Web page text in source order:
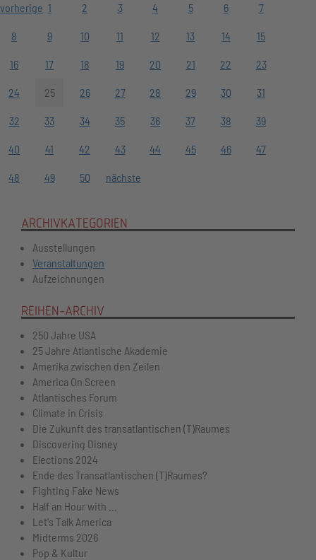
vorherige 1 2 3 4 5 6 7
8 9 10 11 12 13 14 15
16 17 18 19 20 21 22 23
24 25 26 27 28 29 30 31
32 33 34 35 36 37 38 39
40 41 42 43 44 45 46 47
48 49 50 nächste
ARCHIVKATEGORIEN
Ausstellungen
Veranstaltungen
Aufzeichnungen
REIHEN-ARCHIV
250 Jahre USA
25 Jahre Atlantische Akademie
Amerika zwischen den Zeilen
America On Screen
Atlantisches Forum
Climate in Crisis
Die Zukunft des transatlantischen (T)Raumes
Discovering Disney
Elections 2024
Ende des Transatlantischen (T)Raumes?
Fighting Fake News
Half an Hour with ...
Let's Talk America
Midterms 2026
Pop & Kultur